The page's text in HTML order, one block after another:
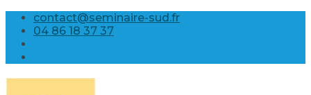
Skip
content
contact@seminaire-sud.fr
04 86 18 37 37